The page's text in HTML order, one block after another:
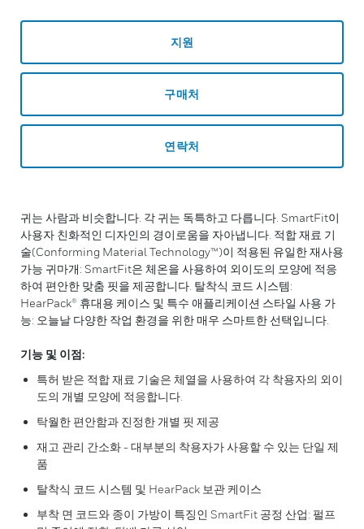
지원
구매처
연락처
귀는 사람과 비슷합니다. 각 귀는 독특하고 다릅니다. SmartFit이
사용자 친화적인 디자인의 경이로움을 자아냅니다. 적합 재료 기
술(Conforming Material Technology™)이 적용된 유일한 재사용
가능 귀마개: SmartFit은 체온을 사용하여 외이도의 모양에 적응
하여 편안한 맞춤 핏을 제공합니다. 탈착식 코드 시스템:
HearPack® 휴대용 케이스 및 특수 애플리케이션 스타일 사용 가
능: 오늘날 다양한 작업 환경을 위한 매우 스마트한 선택입니다.
기능 및 이점:
특허 받은 적합 재료 기술은 체열을 사용하여 각 착용자의 외이
도의 개별 모양에 적응합니다.
탁월한 편안함과 진정한 개별 핏 제공
재고 관리 간소화 - 대부분의 착용자가 사용할 수 있는 단일 제
품
탈착식 코드 시스템 및 HearPack 보관 케이스
부착 면 코드와 종이 가방이 특징인 SmartFit 공정 산업: 펄프